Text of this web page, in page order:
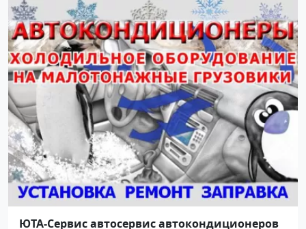
ЮТА-Сервис автосервис автокондиционеров